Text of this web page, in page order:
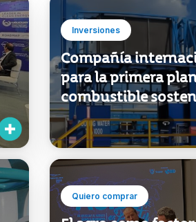
Compañía
para la primera
combustible
Quiero comprar